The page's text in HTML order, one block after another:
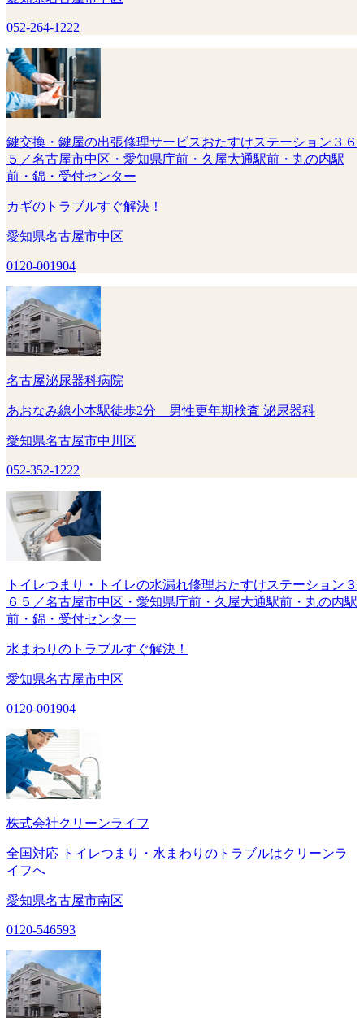
052-264-1222
鍵交換・鍵屋の出張修理サービスおたすけステーション３６
５／名古屋市中区・愛知県庁前・久屋大通駅前・丸の内駅
前・錦・受付センター
カギのトラブルすぐ解決！
愛知県名古屋市中区
0120-001904
名古屋泌尿器科病院
あおなみ線小本駅徒歩2分 男性更年期検査 泌尿器科
愛知県名古屋市中川区
052-352-1222
トイレつまり・トイレの水漏れ修理おたすけステーション３
６５／名古屋市中区・愛知県庁前・久屋大通駅前・丸の内駅
前・錦・受付センター
水まわりのトラブルすぐ解決！
愛知県名古屋市中区
0120-001904
株式会社クリーンライフ
全国対応 トイレつまり・水まわりのトラブルはクリーンラ
イフへ
愛知県名古屋市南区
0120-546593